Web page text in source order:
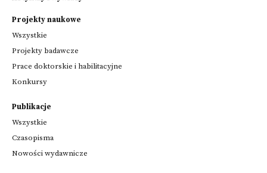
Projekty naukowe
Wszystkie
Projekty badawcze
Prace doktorskie i habilitacyjne
Konkursy
Publikacje
Wszystkie
Czasopisma
Nowości wydawnicze